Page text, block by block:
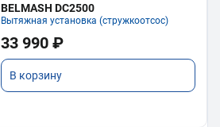
BELMASH DC2500
Вытяжная установка (стружкоотсос)
33 990 ₽
В корзину